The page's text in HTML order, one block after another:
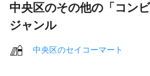
中央区のその他の「コン
ジャンル
中央区のセイコーマート